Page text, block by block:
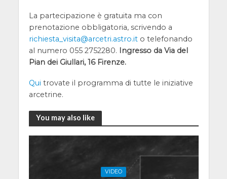
La partecipazione è gratuita ma con
prenotazione obbligatoria, scrivendo a
richiesta_visita@arcetri.astro.ito telefonando
al numero 055 2752280. Ingresso da Via del
Pian dei Giullari, 16 Firenze.
Qui trovate il programma di tutte le iniziative
arcetrine.
You may also like
VIDEO